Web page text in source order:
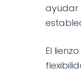
ayudar
El